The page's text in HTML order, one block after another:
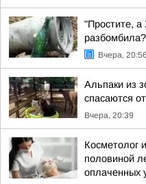
"Простите, а
Вчера, 20:56
Альпаки из
спасаются
Вчера, 20:39
Косметолог
половиной
оплаченных